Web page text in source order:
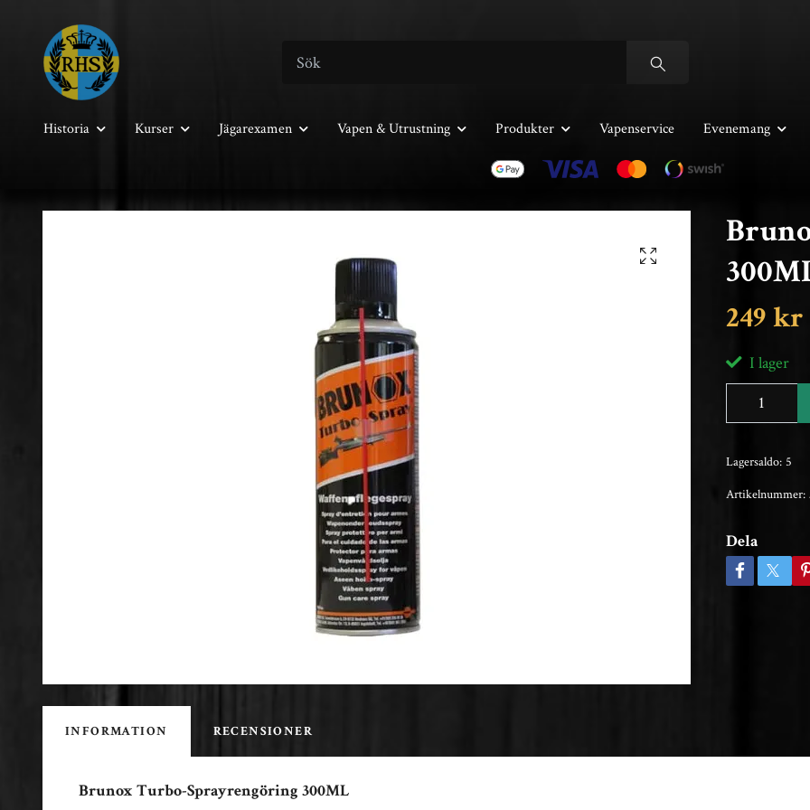
Historia Kurser Jägarexamen Vapen & Utrustning Produkter Vapenservice Evenemang
249 kr
I lager
Lagersaldo: 5
Artikelnummer:
Dela
INFORMATION RECENSIONER
Brunox Turbo-Sprayrengöring 300ML